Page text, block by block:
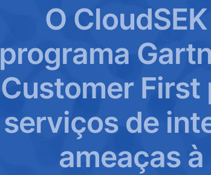
O
programa
Customer First
serviços de
ameaças